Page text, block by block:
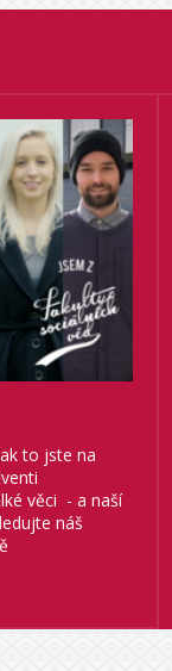
to jste na
věci - a naší
náš